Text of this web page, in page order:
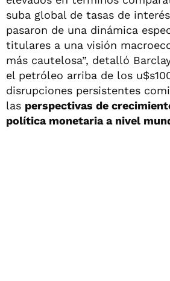
suba global de tasas de
pasaron de una dinámica
titulares a una visión
más cautelosa”, detalló
el petróleo arriba de los
disrupciones persistentes
las perspectivas de
política monetaria a nivel